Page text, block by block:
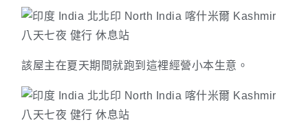
該屋主在夏天期間就跑到這裡經營小本生意。